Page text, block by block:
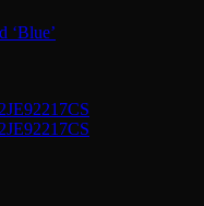
‘Blue’